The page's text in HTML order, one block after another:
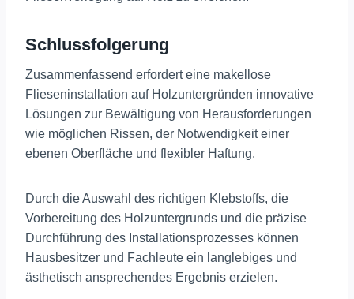
Schlussfolgerung
Zusammenfassend erfordert eine makellose
Flieseninstallation auf Holzuntergründen innovative
Lösungen zur Bewältigung von Herausforderungen
wie möglichen Rissen, der Notwendigkeit einer
ebenen Oberfläche und flexibler Haftung.
Durch die Auswahl des richtigen Klebstoffs, die
Vorbereitung des Holzuntergrunds und die präzise
Durchführung des Installationsprozesses können
Hausbesitzer und Fachleute ein langlebiges und
ästhetisch ansprechendes Ergebnis erzielen.